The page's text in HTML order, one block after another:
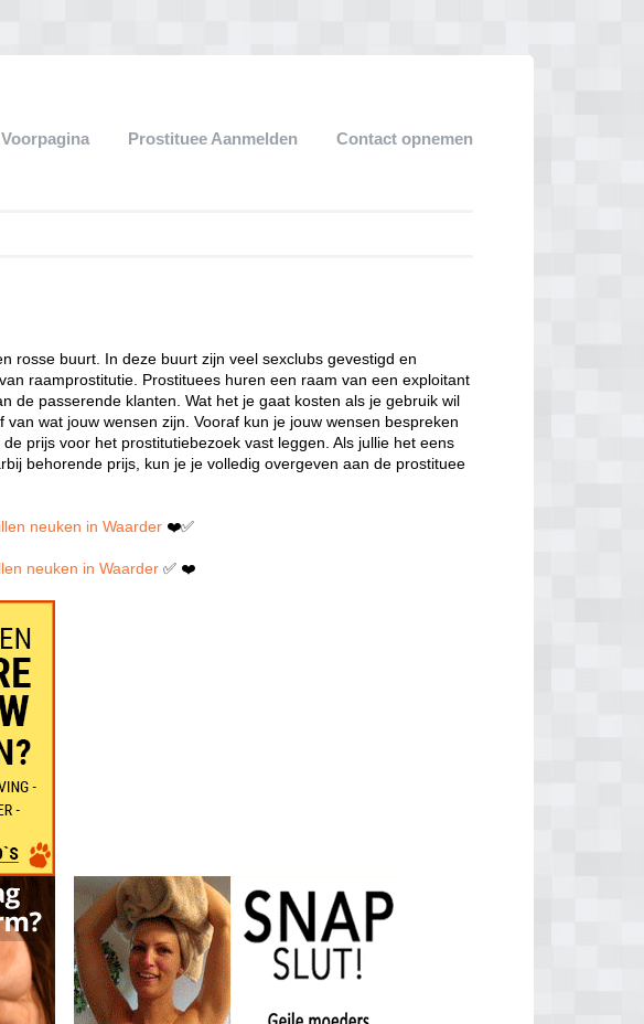
Voorpagina Prostituee Aanmelden Contact opnemen
rosse buurt. In deze buurt zijn veel sexclubs gevestigd en
raamprostitutie. Prostituees huren een raam van een exploitant
de passerende klanten. Wat het je gaat kosten als je gebruik wil
wat jouw wensen zijn. Vooraf kun je jouw wensen bespreken
prijs voor het prostitutiebezoek vast leggen. Als jullie het eens
behorende prijs, kun je je volledig overgeven aan de prostituee
neuken in Waarder ❤️✅
neuken in Waarder ✅ ❤️